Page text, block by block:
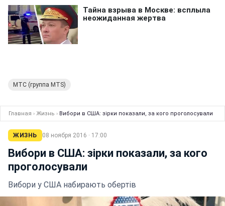
МТС (группа MTS)
Главная › Жизнь › Вибори в США: зірки показали, за кого проголосували
ЖИЗНЬ 08 ноября 2016 · 17:00
Вибори в США: зірки показали, за кого
проголосували
Вибори у США набирають обертів